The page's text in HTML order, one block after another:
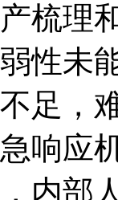
产梳
弱性
足
急响
，